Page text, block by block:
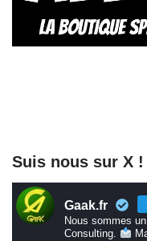
Suis nous sur X !
Gaak.fr
Nous sommes
Consulting.